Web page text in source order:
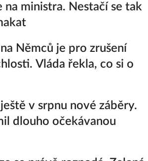
na ministra. Nestačí se tak
Němců je pro zrušení
Vláda řekla, co si o
v srpnu nové záběry.
dlouho očekávanou